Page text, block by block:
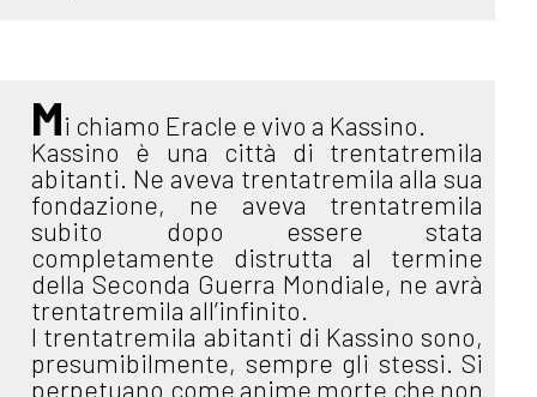
Mi chiamo Eracle e vivo a Kassino.
Kassino è una città di trentatremila
abitanti. Ne aveva trentatremila alla sua
fondazione, ne aveva trentatremila
subito dopo essere stata
completamente distrutta al termine
della Seconda Guerra Mondiale, ne avrà
trentatremila all’infinito.
I trentatremila abitanti di Kassino sono,
presumibilmente, sempre gli stessi. Si
perpetuano come anime morte che non